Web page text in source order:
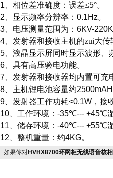
1 、相位差准确度：误差≤5°。
2 、显示频率分辨率： 0.1Hz。
3 、电压测量范围为： 6KV-
4 、发射器和接收主机的zui大
5 、液晶显示屏同时显示波形
6 、具有高压验电功能。
7 、发射器和接收器均内置可充
8 、主机锂电池容量约2500mAH
9 、发射器工作功耗<0.1W ，接
10 、工作环境： -35℃--- +45℃
11 、储存环境： -40℃--- +55℃
12 、整机重量：约4KG。
如果你对HVHX8700环网柜无线语音核